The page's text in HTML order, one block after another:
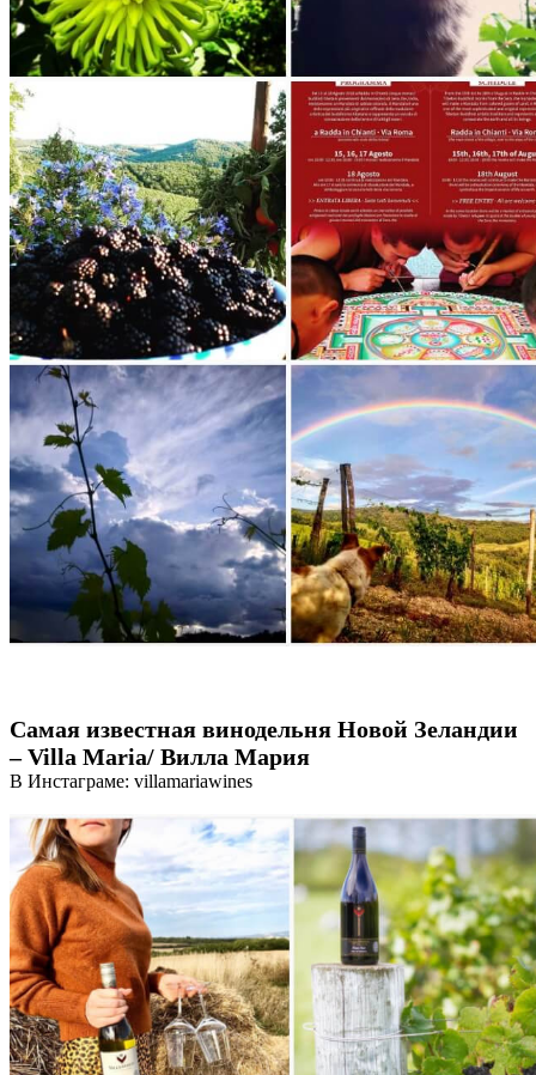
Самая известная винодельня Новой Зеландии
– Villa Maria/ Вилла Мария
В Инстаграме: villamariawines